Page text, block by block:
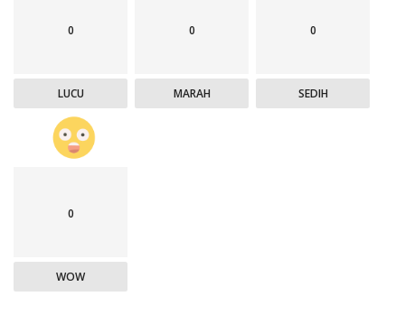
0
LUCU
0
MARAH
0
SEDIH
0
WOW